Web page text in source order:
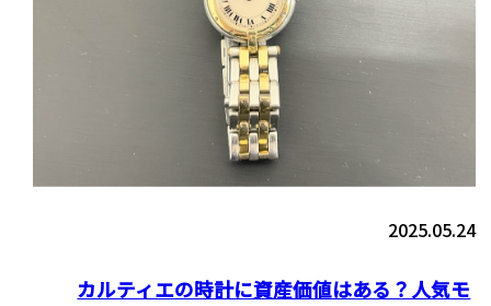
2025.05.24
カルティエの時計に資産価値はある？人気モ